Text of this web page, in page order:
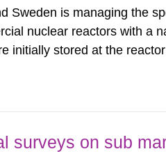
Sweden is managing the
nuclear reactors with a
initially stored at the
Interim Storage...
surveys on sub